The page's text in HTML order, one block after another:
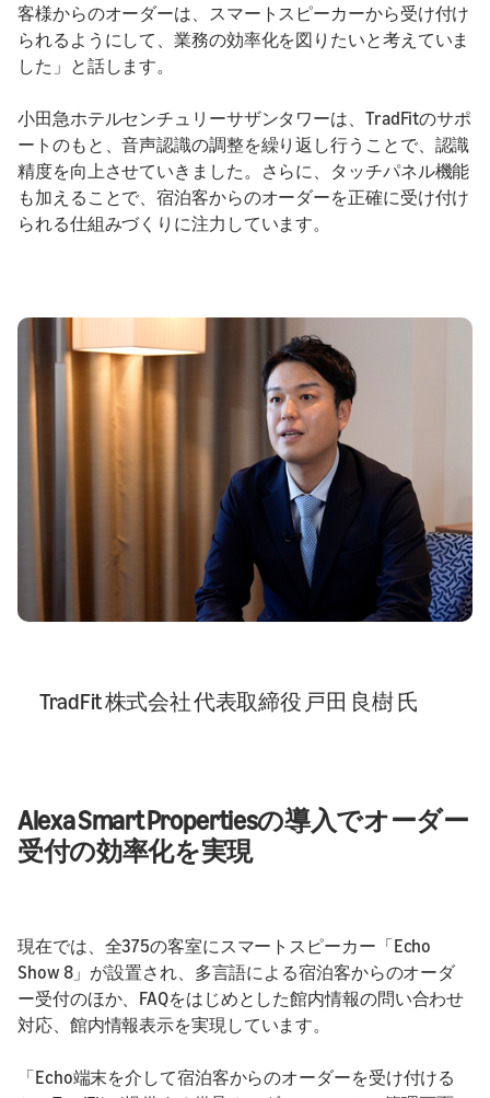
客様からのオーダーは、スマートスピーカーから受け付け
られるようにして、業務の効率化を図りたいと考えていま
した」と話します。
小田急ホテルセンチュリーサザンタワーは、TradFitのサポ
ートのもと、音声認識の調整を繰り返し行うことで、認識
精度を向上させていきました。さらに、タッチパネル機能
も加えることで、宿泊客からのオーダーを正確に受け付け
られる仕組みづくりに注力しています。
TradFit 株式会社 代表取締役 戸田 良樹 氏
Alexa Smart Propertiesの導入でオーダー
受付の効率化を実現
現在では、全375の客室にスマートスピーカー「Echo
Show 8」が設置され、多言語による宿泊客からのオーダ
ー受付のほか、FAQをはじめとした館内情報の問い合わせ
対応、館内情報表示を実現しています。
「Echo端末を介して宿泊客からのオーダーを受け付ける